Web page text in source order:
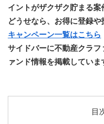
イントがザクザク貯まる案
どうせなら、お得に登録
キャンペーン一覧はこちら
サイドバーに不動産クラ
ァンド情報を掲載していま
目